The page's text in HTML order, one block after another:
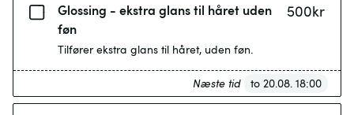
Glossing - ekstra glans til håret uden
føn
500kr
Tilfører ekstra glans til håret, uden føn.
Næste tid to 20.08. 18:00